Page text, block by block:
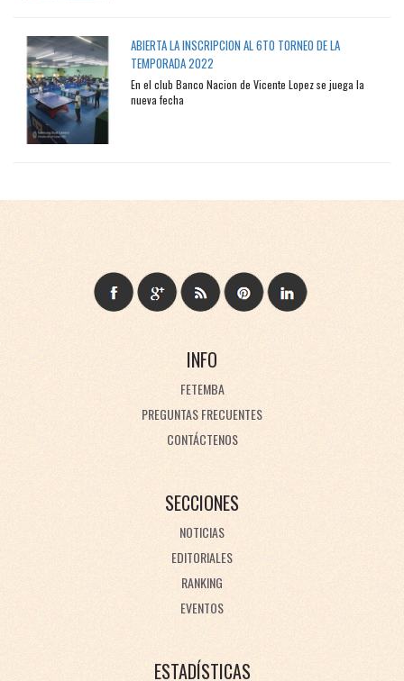
ABIERTA LA INSCRIPCION AL 6TO TORNEO DE LA
TEMPORADA 2022
En el club Banco Nacion de Vicente Lopez se juega la
nueva fecha
INFO
FETEMBA
PREGUNTAS FRECUENTES
CONTÁCTENOS
SECCIONES
NOTICIAS
EDITORIALES
RANKING
EVENTOS
ESTADÍSTICAS